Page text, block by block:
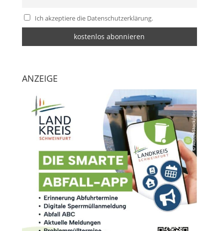
Ich akzeptiere die Datenschutzerklärung.
ANZEIGE